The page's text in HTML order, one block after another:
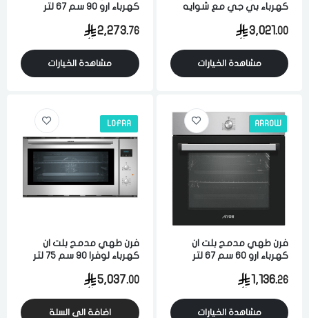
كهرباء بي جي مع شوايه
3,021.00
مشاهدة الخيارات
كهرباء ارو 90 سم 67 لتر
4 وظائف ستيل تركي 2,273.76
مشاهدة الخيارات
ARROW
فرن طهي مدمج بلت ان
كهرباء ارو 60 سم 67 لتر
4 وظائف ستيل تركي 1,136.26
مشاهدة الخيارات
LOFRA
فرن طهي مدمج بلت ان
كهرباء لوفرا 90 سم 75 لتر
5,037.00
اضافة الى السلة